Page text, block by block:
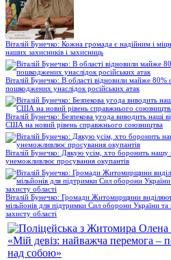
Віталій Бунечко: Кожна громада є надійним і
наших захисників і захисниць
Віталій Бунечко: В області відновили майже 80%
пошкоджених унаслідок російських атак
Віталій Бунечко: Безпекова угода виводить наші
США на новий рівень справжнього союзництва
Віталій Бунечко: Дякую усім, хто боронить нашу
унеможливлює просування окупантів
Віталій Бунечко: Громади Житомирщини
мільйонів для підтримки Сил оборони України та
захисту області